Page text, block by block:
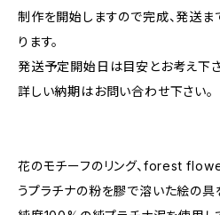
制作を開始しますので完成、発送
ります。
発送予定開始日は目安とお考え下さ
詳しい納期はお問い合わせ下さい。
花のモチーフのリング、forest
うプラチナの粉を膠で溶いた絵の具